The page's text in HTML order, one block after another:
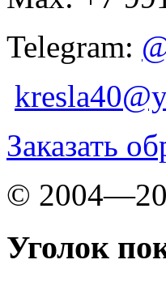
Telegram:
Заказать
©
Уголок